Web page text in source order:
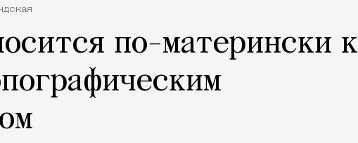
по-матерински к